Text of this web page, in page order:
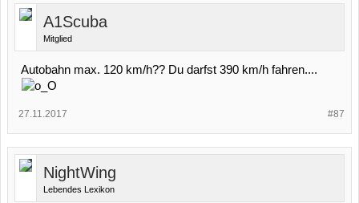
A1Scuba
Mitglied
Autobahn max. 120 km/h?? Du darfst 390 km/h fahren....
#87
27.11.2017
NightWing
Lebendes Lexikon